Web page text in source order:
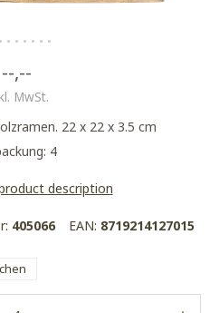
--,--
MwSt.
22 x 22 x 3.5 cm
4
description
405066 EAN: 8719214127015